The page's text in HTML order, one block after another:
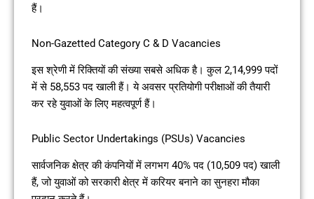
हैं।
Non-Gazetted Category C & D Vacancies
इस श्रेणी में रिक्तियों की संख्या सबसे अधिक है। कुल 2,14,999 पदों
में से 58,553 पद खाली हैं। ये अवसर प्रतियोगी परीक्षाओं की तैयारी
कर रहे युवाओं के लिए महत्वपूर्ण हैं।
Public Sector Undertakings (PSUs) Vacancies
सार्वजनिक क्षेत्र की कंपनियों में लगभग 40% पद (10,509 पद) खाली
हैं, जो युवाओं को सरकारी क्षेत्र में करियर बनाने का सुनहरा मौका